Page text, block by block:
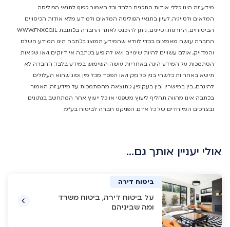
מידע זה הינו כללי אודות התכנית בלבד וכל האמור כפוף לתנאי הפוליסה
המלאים ולסייגיה. לעיון בתנאי הפוליסה המלאים ולמידע מלא אודות הכיסויים
הביטוחים, החרגות וסייגים, ניתן להיכנס לאתר החברה בכתובת WWW.FNX.CO.IL
החברה עושה מאמצים בכדי לוודא שהמידע המוצג בכתבה הינו המידע השלם
והמדויק, אולם עשויים להיות שינויים ו/או להופיע בכתבה אי דיוקים ו/או שגיאות.
הסתמכות על המידע הינה באחריות עושה השימוש במידע בלבד. החברה לא
תישא באחריות כלשהי בגין כל נזק ו/או הפסד מכל מין וסוג שהוא העלולים
להיגרם, בין במישרין ובין בעקיפין, כתוצאה מהסתמכות על מידע זה. האמור
בכתבה אינו מהווה תחליף ליעוץ משפטי או כל ייעוץ אחר המתחשב בנתונים
ובצרכים המיוחדים של כל אדם. הפניקס חברה לביטוח בע"מ.
אולי יעניין אותך גם…
ביטוח דירה
על ביטוח דירה, ביטוח משרד
ומה שביניהם
ביטוח דירה
ביטוח דירה
ביטוח דירה